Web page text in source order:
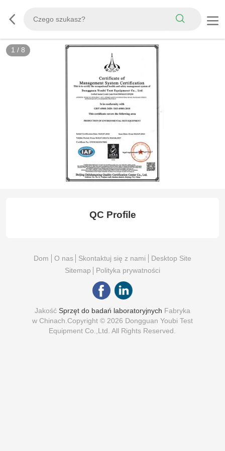
1 / 8
QC Profile
Dom O nas Skontaktuj się z nami
Desktop Site
Sitemap
Polityka prywatności
Jakość Sprzęt do badań laboratoryjnych Fabryka
w Chinach.Copyright © 2026 Dongguan Youbi Test
Equipment Co.,Ltd. All Rights Reserved.